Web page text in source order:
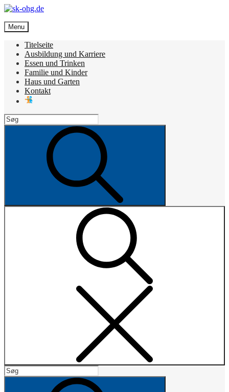
Skip
content
sk-ohg.de
Die besten Neuigkeiten
Menu
Titelseite
Ausbildung und Karriere
Essen und Trinken
Familie und Kinder
Haus und Garten
Kontakt
Search
for:
Search
for: